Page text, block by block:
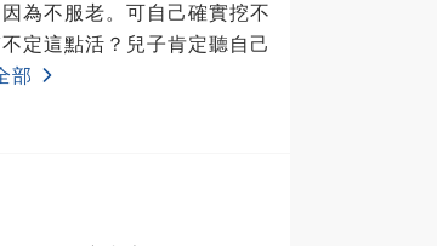
為不服老。可自己確實挖不
定這點活？兒子肯定聽自己
部